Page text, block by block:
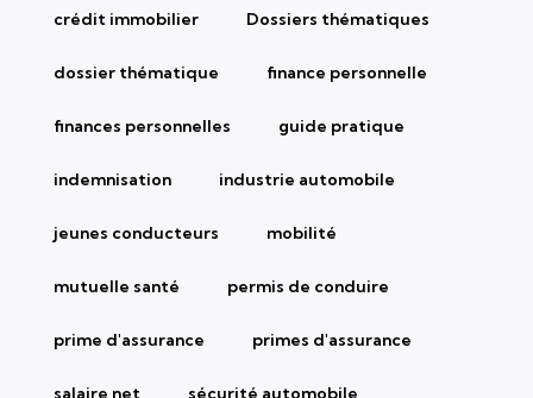
crédit immobilier Dossiers thématiques
dossier thématique finance personnelle
finances personnelles guide pratique
indemnisation industrie automobile
jeunes conducteurs mobilité
mutuelle santé permis de conduire
prime d'assurance primes d'assurance
salaire net sécurité automobile